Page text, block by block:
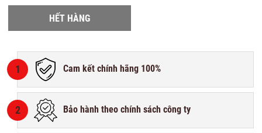
HẾT HÀNG
1 Cam kết chính hãng 100%
2 Bảo hành theo chính sách công ty